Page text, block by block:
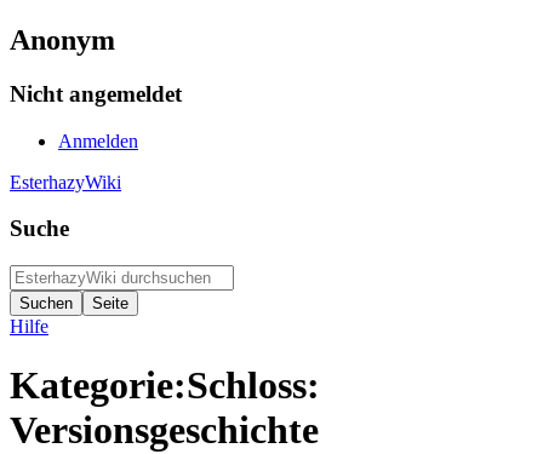
Anonym
Nicht angemeldet
Anmelden
EsterhazyWiki
Suche
Hilfe
Kategorie:Schloss:
Versionsgeschichte